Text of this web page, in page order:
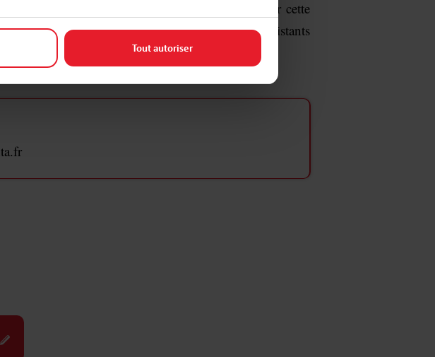
Tout autoriser
Noël. Le Père Noël prendra le temps de tourner cette
à tes parents, afin qu'ils en discutent avec les assistants
moment privilégié en sa compagnie.